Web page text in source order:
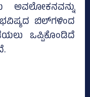
ಅವಲೋಕನವನ್ನು
ಭವಿಷ್ಯದ ಬಿಲ್‌ಗಳಿಂದ
ಒಪ್ಪಿಕೊಂಡಿದೆ